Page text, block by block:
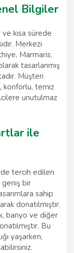
Bilgiler
kısa sürede
Merkezi
Marmaris,
tasarlanmış
Müşteri
konforlu, temiz
unutulmaz
ile
tercih edilen
geniş bir
sahip
donatılmıştır.
banyo ve diğer
Bu
yaşarken,